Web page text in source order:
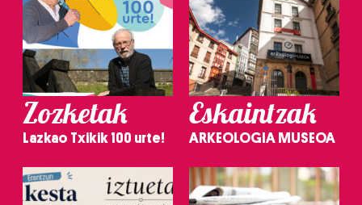
Zozketak
Lazkao Txikik 100 urte!
Eskaintzak
ARKEOLOGIA MUSEOA